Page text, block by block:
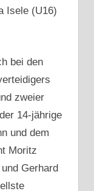
Isele (U16)
bei den
zweier
14-jährige
und dem
Moritz
Gerhard